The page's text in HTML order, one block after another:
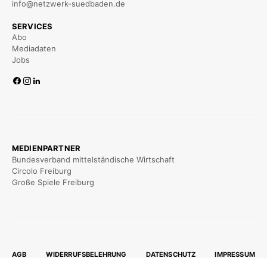
info@netzwerk-suedbaden.de
SERVICES
Abo
Mediadaten
Jobs
MEDIENPARTNER
Bundesverband mittelständische Wirtschaft
Circolo Freiburg
Große Spiele Freiburg
AGB WIDERRUFSBELEHRUNG DATENSCHUTZ IMPRESSUM